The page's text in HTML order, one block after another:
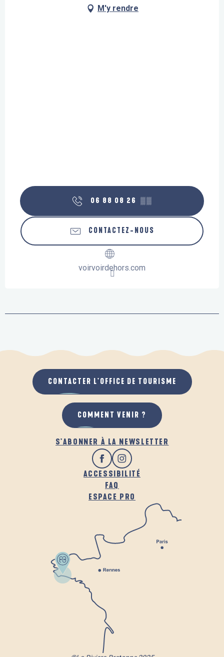
M'y rendre
06 88 08 26 ▒▒
CONTACTEZ-NOUS
voirvoirdehors.com
S'ABONNER À LA NEWSLETTER
ACCESSIBILITÉ
FAQ
ESPACE PRO
CONTACTER L'OFFICE DE TOURISME
COMMENT VENIR ?